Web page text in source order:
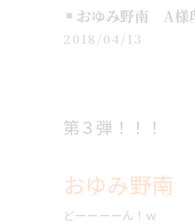
おゆみ野南 A様
2018/04/13
第３弾！！！
おゆみ野南
どーーーーん！ｗ